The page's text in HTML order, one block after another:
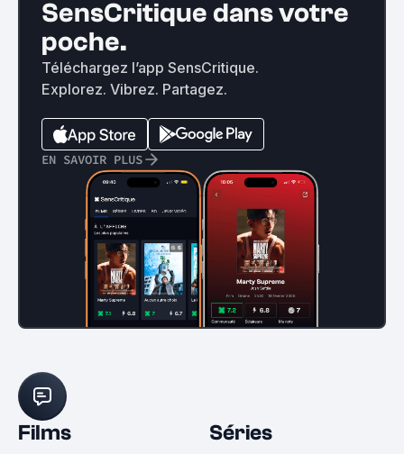
SensCritique dans votre
poche.
Téléchargez l’app SensCritique.
Explorez. Vibrez. Partagez.
EN SAVOIR PLUS
Films Séries